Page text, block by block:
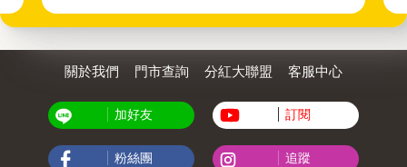
關於我們 門市查詢 分紅大聯盟 客服中心
加好友 訂閱
粉絲團 追蹤